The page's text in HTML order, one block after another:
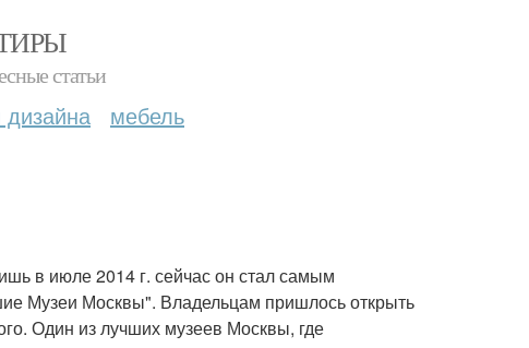
статьи
дизайна мебель
в июле 2014 г. сейчас он стал самым
Музеи Москвы". Владельцам пришлось открыть
Один из лучших музеев Москвы, где